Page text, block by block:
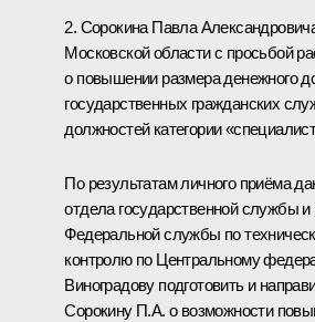
2. Сорокина Павла
Московской области с просьбой
о повышении размера денежного
государственных гражданских
должностей категории
По результатам личного приёма
отдела государственной службы
Федеральной службы по
контролю по Центральному
Виноградову подготовить и
Сорокину П.А. о возможности